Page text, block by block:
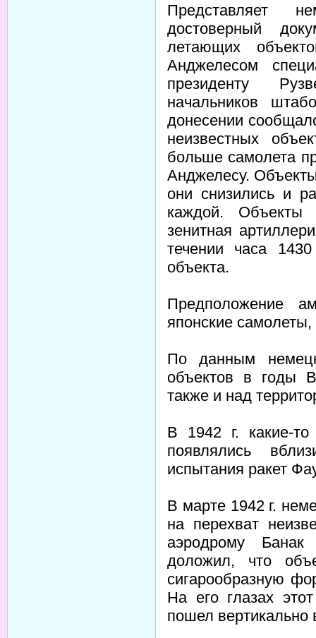
Представляет
достоверный
летающих
Анджелесом
президенту
начальников
донесении
неизвестных
больше самолета
Анджелесу.
они снизились и
каждой.
зенитная
течении часа
объекта.
Предположение
японские
По данным
объектов в годы
также и над
В 1942 г. какие-то
появлялись
испытания ракет
В марте 1942 г.
на перехват
аэродрому
доложил, что
сигарообразную
На его глазах
пошел вертикально